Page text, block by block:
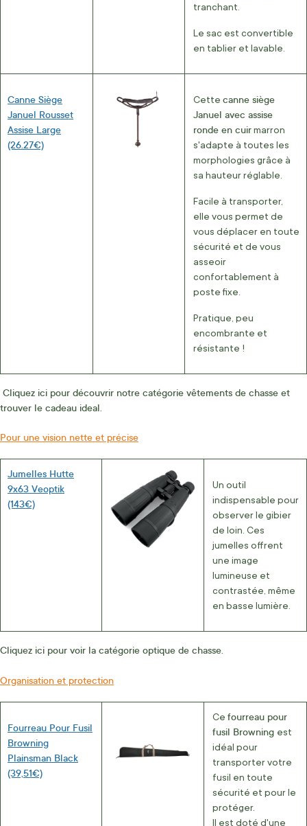
tranchant.
Le sac est convertible
en tablier et lavable.
Canne Siège
Januel Rousset
Assise Large
(26.27€)
Cette canne siège
Januel avec assise
ronde en cuirmarron
s'adapte à toutes les
morphologies grâce à
sa hauteur réglable.
Facile à transporter,
elle vous permet de
vous déplacer en toute
sécurité et de vous
asseoir
confortablement à
poste fixe.
Pratique, peu
encombrante et
résistante !
Cliquez ici pour découvrir notre catégorie vêtements de chasse et
trouver le cadeau ideal.
Pour une vision nette et précise
Jumelles Hutte
9x63 Veoptik
(143€)
Un outil
indispensable pour
observer le gibier
de loin. Ces
jumelles offrent
une image
lumineuse et
contrastée, même
en basse lumière.
Cliquez ici pour voir la catégorie optique de chasse.
Organisation et protection
Fourreau Pour Fusil
Browning
Plainsman Black
(39,51€)
Ce fourreau pour
fusil Browning est
idéal pour
transporter votre
fusil en toute
sécurité et pour le
protéger.
Il est doté d'une